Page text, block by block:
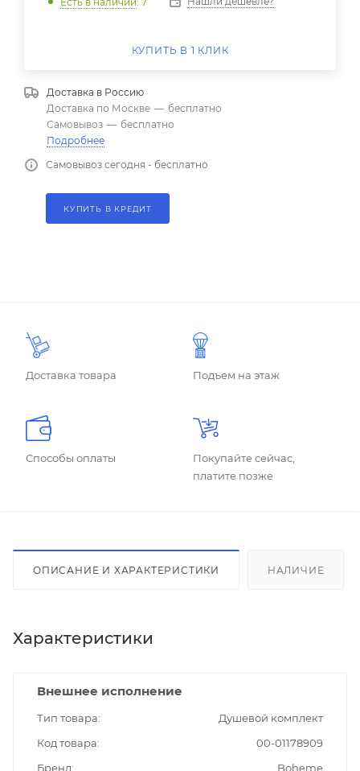
КУПИТЬ В 1 КЛИК
Доставка в Россию
Доставка по Москве — бесплатно
Самовывоз — бесплатно
Подробнее
Самовывоз сегодня - бесплатно
КУПИТЬ В КРЕДИТ
Доставка товара Подъем на этаж
Способы оплаты
Покупайте сейчас,
платите позже
ОПИСАНИЕ И ХАРАКТЕРИСТИКИ НАЛИЧИЕ
Характеристики
Внешнее исполнение
Тип товара
Душевой комплект
Код товара
00-01178909
Бренд
Boheme